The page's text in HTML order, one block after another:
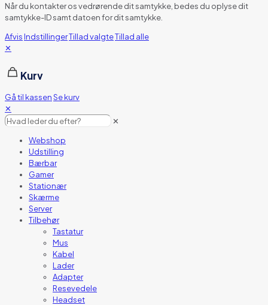
Når du kontakter os vedrørende dit samtykke, bedes du oplyse dit
samtykke-ID samt datoen for dit samtykke.
AfvisIndstillingerTillad valgteTillad alle
✕
Kurv
Gå til kassenSe kurv
✕
✕
Webshop
Udstilling
Bærbar
Gamer
Stationær
Skærme
Server
Tilbehør
Tastatur
Mus
Kabel
Lader
Adapter
Resevedele
Headset